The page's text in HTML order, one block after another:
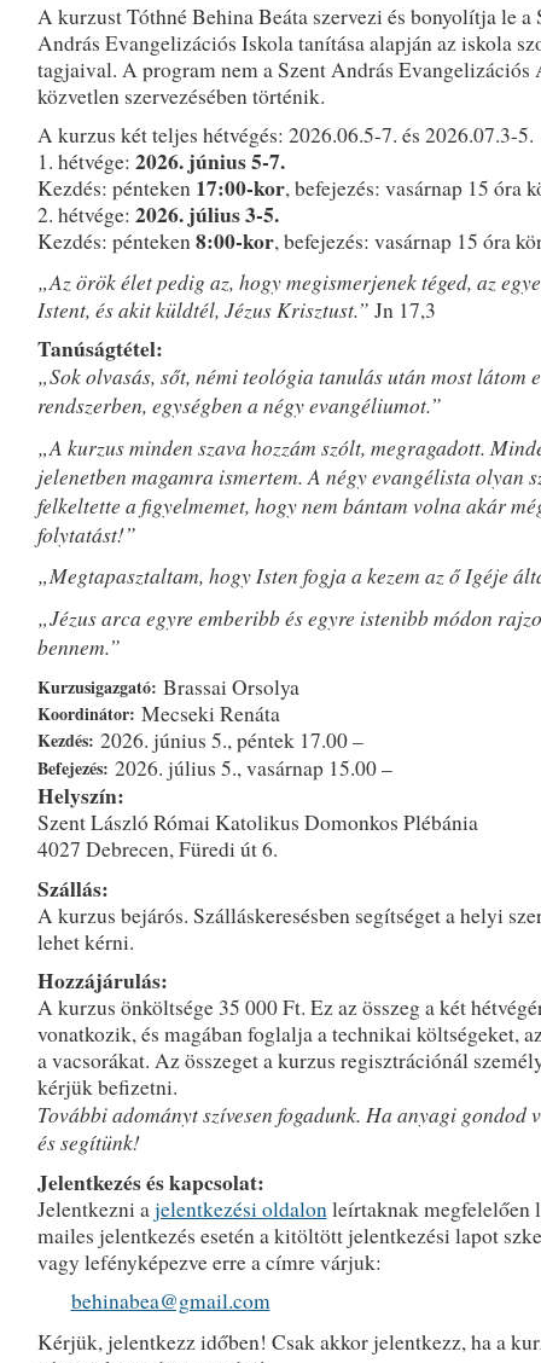
A kurzust Tóthné Behina Beáta szervezi és bonyolítja le a
András Evangelizációs Iskola tanítása alapján az iskola
tagjaival. A program nem a Szent András Evangelizációs
közvetlen szervezésében történik.
A kurzus két teljes hétvégés: 2026.06.5-7. és 2026.07.3-5.
1. hétvége: 2026. június 5-7.
Kezdés: pénteken 17:00-kor, befejezés: vasárnap 15 óra
2. hétvége: 2026. július 3-5.
Kezdés: pénteken8:00-kor, befejezés: vasárnap 15 óra
„Az örök élet pedig az, hogy megismerjenek téged, az
Istent, és akit küldtél, Jézus Krisztust.” Jn 17,3
Tanúságtétel:
„Sok olvasás, sőt, némi teológia tanulás után most látom
rendszerben, egységben a négy evangéliumot.”
„A kurzus minden szava hozzám szólt, megragadott.
jelenetben magamra ismertem. A négy evangélista olyan
felkeltette a figyelmemet, hogy nem bántam volna akár
folytatást!”
„Megtapasztaltam, hogy Isten fogja a kezem az ő Igéje
„Jézus arca egyre emberibb és egyre istenibb módon
bennem.”
Kurzusigazgató: Brassai Orsolya
Koordinátor: Mecseki Renáta
Kezdés: 2026. június 5., péntek 17.00 –
Befejezés: 2026. július 5., vasárnap 15.00 –
Helyszín:
Szent László Római Katolikus Domonkos Plébánia
4027 Debrecen, Füredi út 6.
Szállás:
A kurzus bejárós. Szálláskeresésben segítséget a helyi
lehet kérni.
Hozzájárulás:
A kurzus önköltsége 35 000 Ft. Ez az összeg a két
vonatkozik, és magában foglalja a technikai költségeket,
a vacsorákat. Az összeget a kurzus regisztrációnál
kérjük befizetni.
További adományt szívesen fogadunk. Ha anyagi gondod
és segítünk!
Jelentkezés és kapcsolat:
Jelentkezni a jelentkezési oldalon leírtaknak megfelelően
mailes jelentkezés esetén a kitöltött jelentkezési lapot
vagy lefényképezve erre a címre várjuk:
behinabea@gmail.com
Kérjük, jelentkezz időben! Csak akkor jelentkezz, ha a